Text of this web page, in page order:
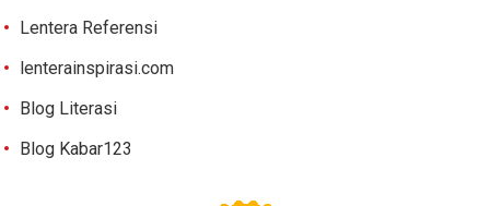
Lentera Referensi
lenterainspirasi.com
Blog Literasi
Blog Kabar123